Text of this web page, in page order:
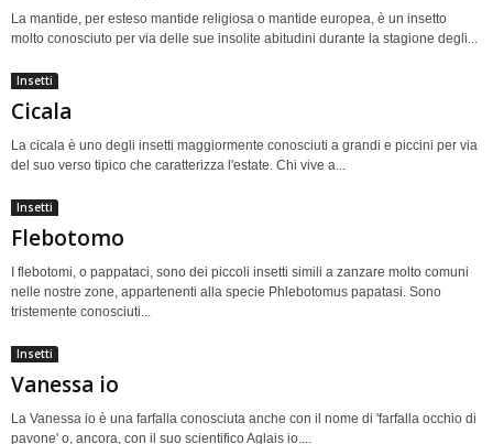
La mantide, per esteso mantide religiosa o mantide europea, è un insetto
molto conosciuto per via delle sue insolite abitudini durante la stagione degli...
Insetti
Cicala
La cicala è uno degli insetti maggiormente conosciuti a grandi e piccini per via
del suo verso tipico che caratterizza l'estate. Chi vive a...
Insetti
Flebotomo
I flebotomi, o pappataci, sono dei piccoli insetti simili a zanzare molto comuni
nelle nostre zone, appartenenti alla specie Phlebotomus papatasi. Sono
tristemente conosciuti...
Insetti
Vanessa io
La Vanessa io è una farfalla conosciuta anche con il nome di 'farfalla occhio di
pavone' o, ancora, con il suo scientifico Aglais io....